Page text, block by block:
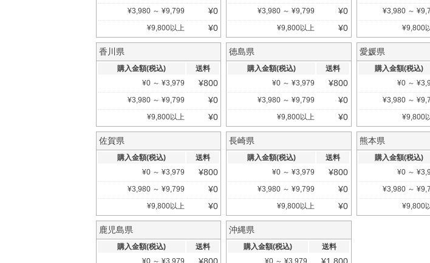
¥3,980 ～ ¥9,799 ¥0
¥9,800以上 ¥0
¥3,980 ～ ¥9,799 ¥0
¥9,800以上 ¥0
¥3,980 ～ ¥
¥9,800
香川県
購入金額(税込)
送料
¥0 ～ ¥3,979 ¥800
¥3,980 ～ ¥9,799 ¥0
¥9,800以上 ¥0
徳島県
購入金額(税込)
送料
¥0 ～ ¥3,979 ¥800
¥3,980 ～ ¥9,799 ¥0
¥9,800以上 ¥0
愛媛県
購入金額(税込)
¥0 ～ ¥
¥3,980 ～ ¥
¥9,800
佐賀県
購入金額(税込)
送料
¥0 ～ ¥3,979 ¥800
¥3,980 ～ ¥9,799 ¥0
¥9,800以上 ¥0
長崎県
購入金額(税込)
送料
¥0 ～ ¥3,979 ¥800
¥3,980 ～ ¥9,799 ¥0
¥9,800以上 ¥0
熊本県
購入金額(税込)
¥0 ～ ¥
¥3,980 ～ ¥
¥9,800
鹿児島県
購入金額(税込)
送料
¥0 ～ ¥3,979
沖縄県
購入金額(税込)
送料
¥0 ～ ¥3,979